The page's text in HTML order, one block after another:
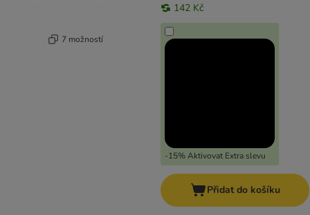
7 možností
142 Kč
-15% Aktivovat Extra slevu
Přidat do košíku